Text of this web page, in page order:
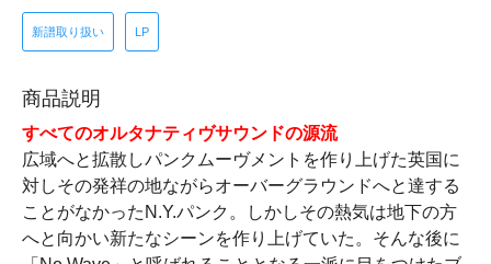
新譜取り扱い LP
商品説明
すべてのオルタナティヴサウンドの源流
広域へと拡散しパンクムーヴメントを作り上げた英国に
対しその発祥の地ながらオーバーグラウンドへと達する
ことがなかったN.Y.パンク。しかしその熱気は地下の方
へと向かい新たなシーンを作り上げていた。そんな後に